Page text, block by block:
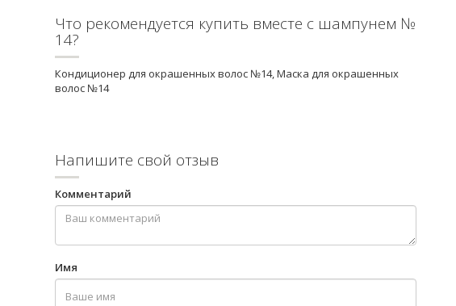
Что рекомендуется купить вместе с шампунем №
14?
Кондиционер для окрашенных волос №14, Маска для окрашенных
волос №14
Напишите свой отзыв
Комментарий
Имя